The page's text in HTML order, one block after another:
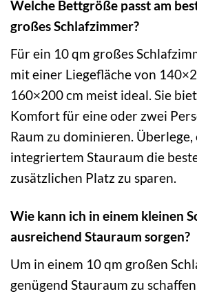
Welche Bettgröße passt am
großes Schlafzimmer?
Für ein 10 qm großes
mit einer Liegefläche von
160×200 cm meist ideal. Sie
Komfort für eine oder zwei
Raum zu dominieren.
integriertem Stauraum die
zusätzlichen Platz zu sparen.
Wie kann ich in einem kleinen
ausreichend Stauraum sorgen?
Um in einem 10 qm großen
genügend Stauraum zu